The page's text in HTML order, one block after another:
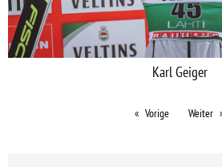
Karl Geiger
Vorige Weiter